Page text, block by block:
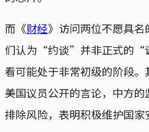
而《财经》访问两位不愿具
们认为“约谈”并非正式的“
看可能处于非常初级的阶段
美国议员公开的言论，中方的
排除风险，表明积极维护国家